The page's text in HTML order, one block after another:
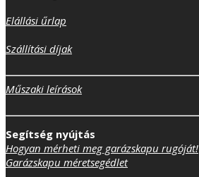
Elállási űrlap
Szállítási díjak
Műszaki leírások
Segítség nyújtás
Hogyan mérheti meg garázskapu rugóját!
Garázskapu méretsegédlet